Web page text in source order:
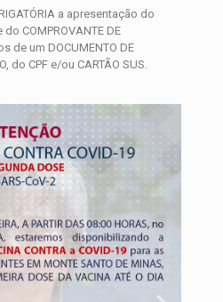
a apresentação do
do COMPROVANTE DE
de um DOCUMENTO DE
do CPF e/ou CARTÃO SUS.